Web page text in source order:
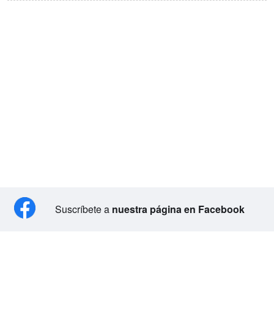
Suscríbete a nuestra página en Facebook